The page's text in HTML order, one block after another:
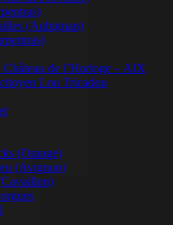
(Aubignan)
Château de l’Horloge – AIX
Lou Tricadou
(Orange)
(Avignon)